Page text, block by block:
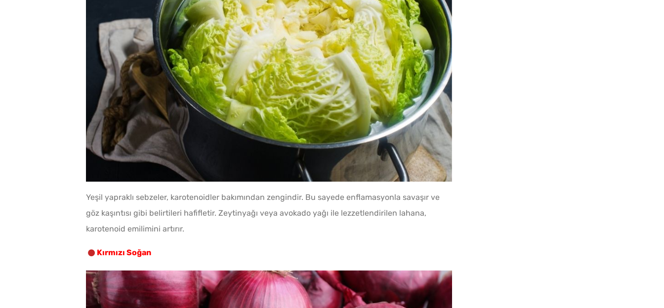
Sadece 1 Patates ve 1
Bardak Un ile Tavada
Gözleme Tarifi
Yeşil yapraklı sebzeler, karotenoidler bakımından zengindir. Bu sayede enflamasyonla savaşır ve
göz kaşıntısı gibi belirtileri hafifletir. Zeytinyağı veya avokado yağı ile lezzetlendirilen lahana,
karotenoid emilimini artırır.
Kırmızı Soğan